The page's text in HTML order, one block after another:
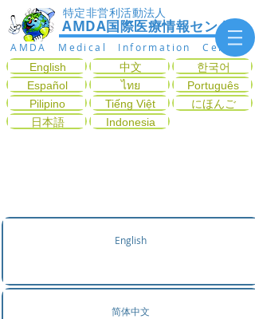
AMDA国際医療情報センター
特定非営利活動法人
AMDA Medical Information Center
English
Español
Pilipino
日本語
中文
ไทย
Tiếng Việt
Indonesia
한국어
Português
にほんご
English
简体中文